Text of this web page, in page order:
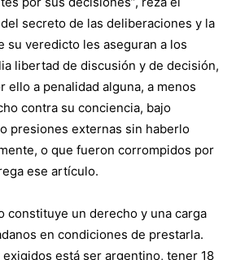
secreto de las deliberaciones y la
su veredicto les aseguran a los
libertad de discusión y de decisión,
ello a penalidad alguna, a menos
contra su conciencia, bajo
presiones externas sin haberlo
o que fueron corrompidos por
ese artículo.
constituye un derecho y una carga
en condiciones de prestarla.
está ser argentino, tener 18